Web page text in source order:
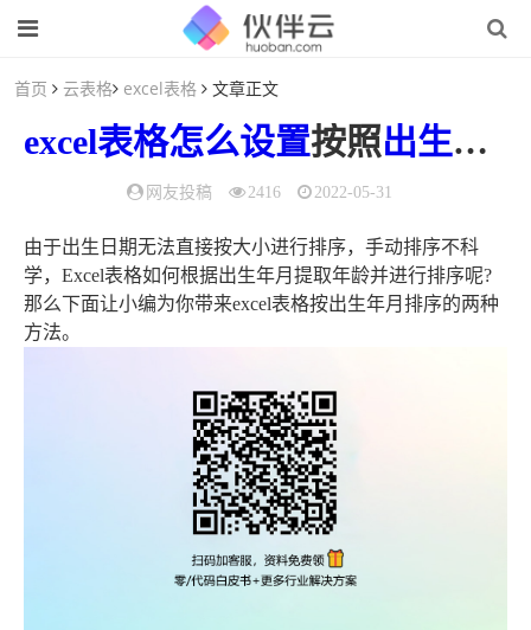
首页 云表格 excel表格 文章正文
excel表格怎么设置按照出生日
网友投稿 2416 2022-05-31
由于出生日期无法直接按大小进行排序，手动排序不科
学，Excel表格如何根据出生年月提取年龄并进行排序呢?
那么下面让小编为你带来excel表格按出生年月排序的两种
方法。